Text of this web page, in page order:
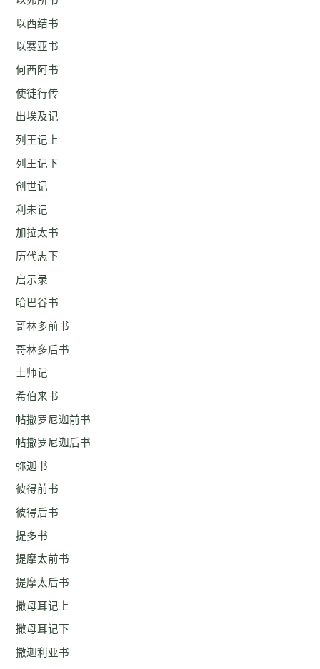
以西结书
以赛亚书
何西阿书
使徒行传
出埃及记
列王记上
列王记下
创世记
利未记
加拉太书
历代志下
启示录
哈巴谷书
哥林多前书
哥林多后书
士师记
希伯来书
帖撒罗尼迦前书
帖撒罗尼迦后书
弥迦书
彼得前书
彼得后书
提多书
提摩太前书
提摩太后书
撒母耳记上
撒母耳记下
撒迦利亚书